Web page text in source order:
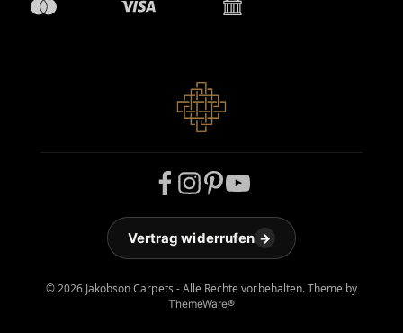
© 2026 Jakobson Carpets - Alle Rechte vorbehalten. Theme by
ThemeWare®
Vertrag widerrufen →